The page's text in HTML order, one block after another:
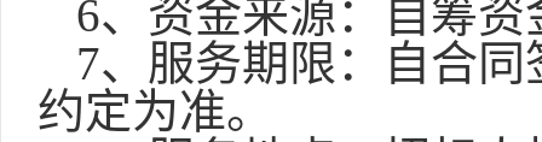
6、资金来源：自筹资
7、服务期限：
自合
约定为准。